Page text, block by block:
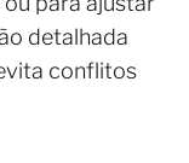
detalhada
conflitos